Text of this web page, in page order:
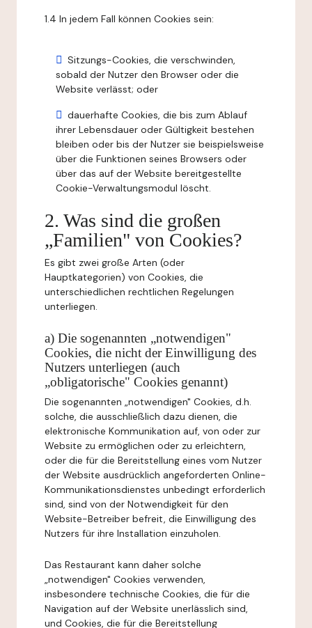
1.4 In jedem Fall können Cookies sein:
Sitzungs-Cookies, die verschwinden,
sobald der Nutzer den Browser oder die
Website verlässt; oder
dauerhafte Cookies, die bis zum Ablauf
ihrer Lebensdauer oder Gültigkeit bestehen
bleiben oder bis der Nutzer sie beispielsweise
über die Funktionen seines Browsers oder
über das auf der Website bereitgestellte
Cookie-Verwaltungsmodul löscht.
2. Was sind die großen
„Familien" von Cookies?
Es gibt zwei große Arten (oder
Hauptkategorien) von Cookies, die
unterschiedlichen rechtlichen Regelungen
unterliegen.
a) Die sogenannten „notwendigen"
Cookies, die nicht der Einwilligung des
Nutzers unterliegen (auch
„obligatorische" Cookies genannt)
Die sogenannten „notwendigen" Cookies, d.h.
solche, die ausschließlich dazu dienen, die
elektronische Kommunikation auf, von oder zur
Website zu ermöglichen oder zu erleichtern,
oder die für die Bereitstellung eines vom Nutzer
der Website ausdrücklich angeforderten Online-
Kommunikationsdienstes unbedingt erforderlich
sind, sind von der Notwendigkeit für den
Website-Betreiber befreit, die Einwilligung des
Nutzers für ihre Installation einzuholen.
Das Restaurant kann daher solche
„notwendigen" Cookies verwenden,
insbesondere technische Cookies, die für die
Navigation auf der Website unerlässlich sind,
und Cookies, die für die Bereitstellung